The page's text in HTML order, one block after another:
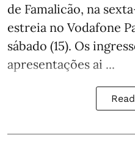
de Famalicão, na
estreia no Vodafone
sábado (15). Os
apresentações ai ...